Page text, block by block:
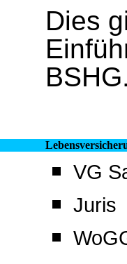
Dies
VG
Juris